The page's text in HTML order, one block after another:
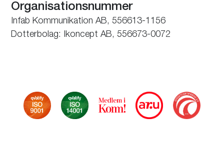
Organisationsnummer
Infab Kommunikation AB, 556613-1156
Dotterbolag: Ikoncept AB, 556673-0072